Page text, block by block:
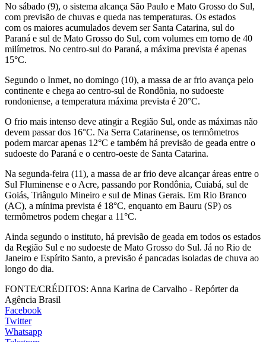
No sábado (9), o sistema alcança São Paulo e Mato Grosso do Sul,
com previsão de chuvas e queda nas temperaturas. Os estados
com os maiores acumulados devem ser Santa Catarina, sul do
Paraná e sul de Mato Grosso do Sul, com volumes em torno de 40
milímetros. No centro-sul do Paraná, a máxima prevista é apenas
15°C.
Segundo o Inmet, no domingo (10), a massa de ar frio avança pelo
continente e chega ao centro-sul de Rondônia, no sudoeste
rondoniense, a temperatura máxima prevista é 20°C.
O frio mais intenso deve atingir a Região Sul, onde as máximas não
devem passar dos 16°C. Na Serra Catarinense, os termômetros
podem marcar apenas 12°C e também há previsão de geada entre o
sudoeste do Paraná e o centro-oeste de Santa Catarina.
Na segunda-feira (11), a massa de ar frio deve alcançar áreas entre o
Sul Fluminense e o Acre, passando por Rondônia, Cuiabá, sul de
Goiás, Triângulo Mineiro e sul de Minas Gerais. Em Rio Branco
(AC), a mínima prevista é 18°C, enquanto em Bauru (SP) os
termômetros podem chegar a 11°C.
Ainda segundo o instituto, há previsão de geada em todos os estados
da Região Sul e no sudoeste de Mato Grosso do Sul. Já no Rio de
Janeiro e Espírito Santo, a previsão é pancadas isoladas de chuva ao
longo do dia.
FONTE/CRÉDITOS: Anna Karina de Carvalho - Repórter da
Agência Brasil
Facebook
Twitter
Whatsapp